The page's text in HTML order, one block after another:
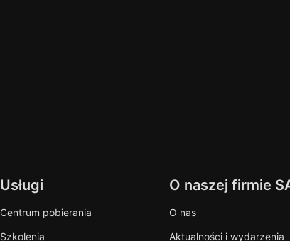
Usługi
Centrum pobierania
Szkolenia
O naszej firmie
O nas
Aktualności i wydarzenia